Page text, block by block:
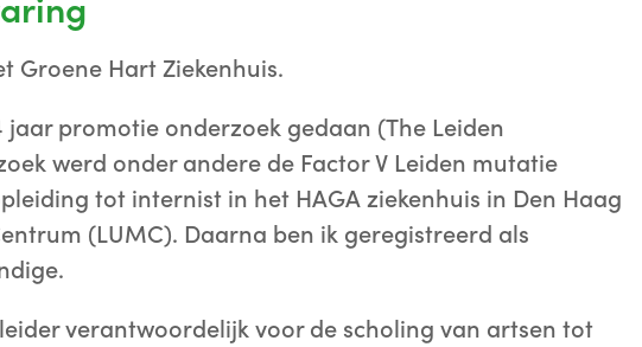
Groene Hart Ziekenhuis.
promotie onderzoek gedaan (The Leiden
werd onder andere de Factor V Leiden mutatie
tot internist in het HAGA ziekenhuis in Den Haag
(LUMC). Daarna ben ik geregistreerd als
verantwoordelijk voor de scholing van artsen tot